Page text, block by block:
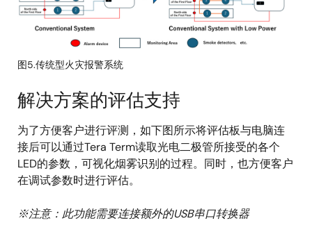
图5.传统型火灾报警系统
解决方案的评估支持
为了方便客户进行评测，如下图所示将评估板与电脑连
接后可以通过Tera Term读取光电二极管所接受的各个
LED的参数，可视化烟雾识别的过程。同时，也方便客户
在调试参数时进行评估。
※注意：此功能需要连接额外的USB串口转换器